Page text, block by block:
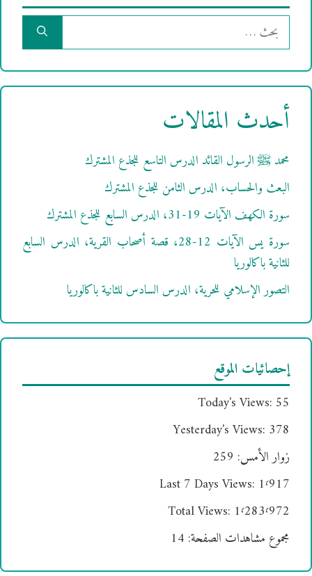
البحث
عن:
أحدث المقالات
محمد ﷺ الرسول القائد الدرس التاسع للجذع المشترك
البعث والحساب، الدرس الثامن للجذع المشترك
سورة الكهف الآيات 19-31، الدرس السابع للجذع المشترك
سورة يس الآيات 12-28، قصة أصحاب القرية، الدرس السابع
للثانية باكالوريا
التصور الإسلامي للحرية، الدرس السادس للثانية باكالوريا
إحصائيات الموقع
Today's Views: 55
Yesterday's Views: 378
زوار الأمس: 259
Last 7 Days Views: 1٬917
Total Views: 1٬283٬972
مجموع مشاهدات الصفحة: 14